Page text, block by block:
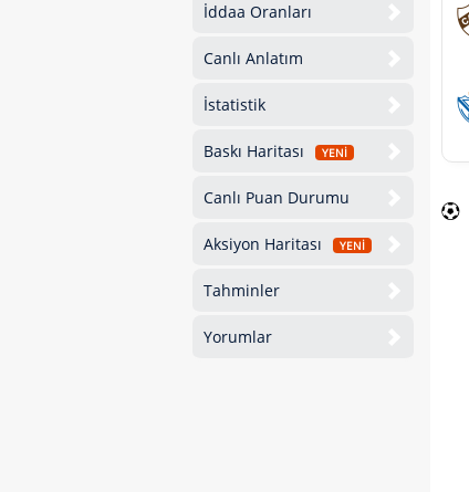
İddaa Oranları
Canlı Anlatım
İstatistik
Baskı Haritası YENİ
Canlı Puan Durumu
Aksiyon Haritası YENİ
Tahminler
Yorumlar